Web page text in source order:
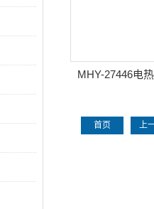
MHY-27446电
首页 上